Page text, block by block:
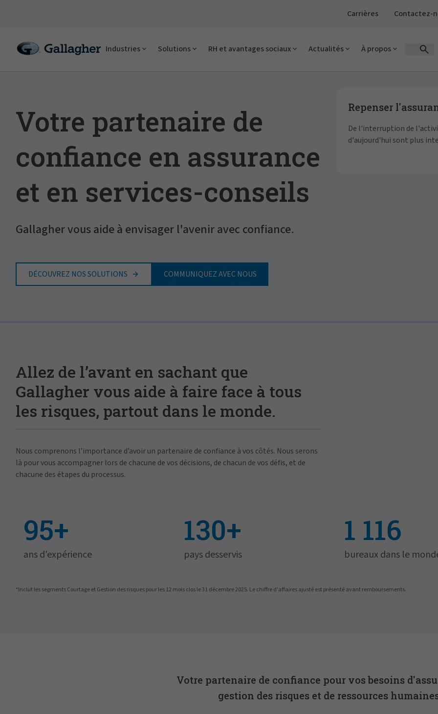
Carrières Contactez-
Industries Solutions RH et avantages sociaux Actualités À propos
Votre partenaire de
confiance en assurance
et en services-conseils
Gallagher vous aide à envisager l'avenir avec confiance.
DÉCOUVREZ NOS SOLUTIONS COMMUNIQUEZ AVEC NOUS
Repenser
De l'interruption de
d'aujourd'hui sont plus
Allez de l’avant en sachant que
Gallagher vous aide à faire face à tous
les risques, partout dans le monde.
Nous comprenons l’importance d’avoir un partenaire de confiance à vos côtés. Nous serons
là pour vous accompagner lors de chacune de vos décisions, de chacun de vos défis, et de
chacune des étapes du processus.
95+
ans d'expérience
130+
pays desservis
1 116
bureaux dans le
*Inclut les segments Courtage et Gestion des risques pour les 12 mois clos le 31 décembre 2025. Le chiffre d'affaires ajusté est présenté avant remboursements.
Votre partenaire de confiance pour vos besoins
gestion des risques et de ressources